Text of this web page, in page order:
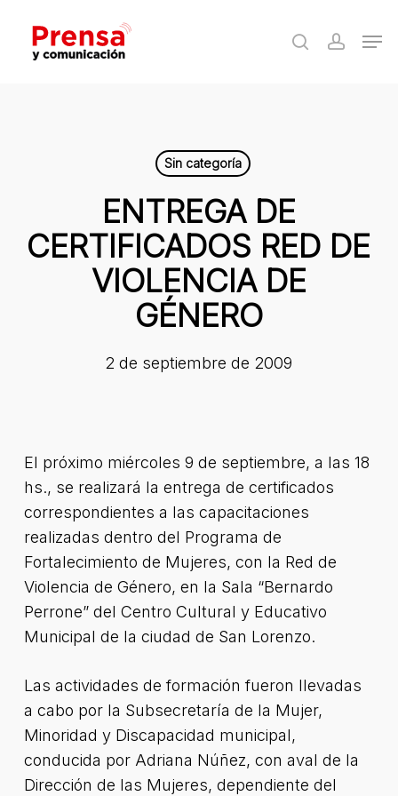
main
search
Sin categoría
ENTREGA DE
CERTIFICADOS RED DE
VIOLENCIA DE
GÉNERO
2 de septiembre de 2009
El próximo miércoles 9 de septiembre, a las 18
hs., se realizará la entrega de certificados
correspondientes a las capacitaciones
realizadas dentro del Programa de
Fortalecimiento de Mujeres, con la Red de
Violencia de Género, en la Sala “Bernardo
Perrone” del Centro Cultural y Educativo
Municipal de la ciudad de San Lorenzo.
Las actividades de formación fueron llevadas
a cabo por la Subsecretaría de la Mujer,
Minoridad y Discapacidad municipal,
conducida por Adriana Núñez, con aval de la
Dirección de las Mujeres, dependiente del